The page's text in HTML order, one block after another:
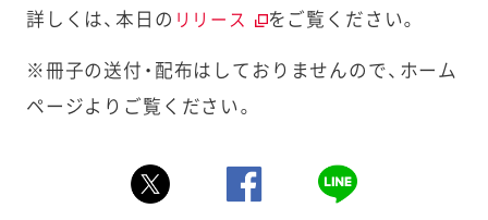
詳しくは、本日の リリース をご覧ください。
※冊子の送付・配布はしておりませんので、ホーム
ページよりご覧ください。